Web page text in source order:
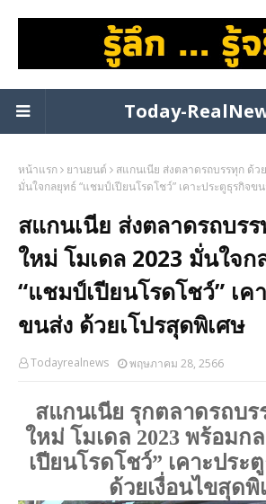
Today-
หน้าแรก ยานยนต์
สแกนเนีย ส่งตลาดรถบรรทุก ด้ว
มั่นใจกลยุทธ์ “แชมป์เปียนโรดโชว์” เคาะประตูธุรกิจข
สแกนเนีย ส่งตลาดรถบร
ใหม่ โมเดล 2023 มั่นใจก
“แชมป์เปียนโรดโชว์” เค
ขนส่ง ด้วยเโปรสุดพิเศษ
Todayrealnews พฤษภาคม 28, 2566
สแกนเนีย รุกตลาดรถบร
ใหม่ โมเดล 2023 พร้อมก
เปียนโรดโชว์” เคาะประ
ด้วยเงื่อนไขสุดพิ